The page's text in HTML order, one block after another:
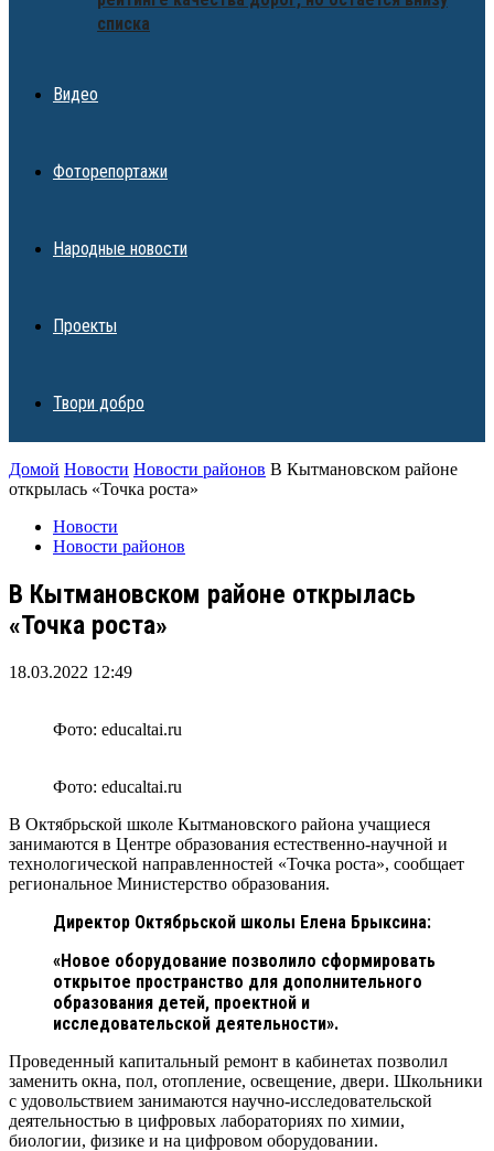
списка
Видео
Фоторепортажи
Народные новости
Проекты
Твори добро
Домой Новости Новости районов В Кытмановском районе
открылась «Точка роста»
Новости
Новости районов
В Кытмановском районе открылась
«Точка роста»
18.03.2022 12:49
Фото: educaltai.ru
Фото: educaltai.ru
В Октябрьской школе Кытмановского района учащиеся
занимаются в Центре образования естественно-научной и
технологической направленностей «Точка роста», сообщает
региональное Министерство образования.
Директор Октябрьской школы Елена Брыксина:
«Новое оборудование позволило сформировать
открытое пространство для дополнительного
образования детей, проектной и
исследовательской деятельности».
Проведенный капитальный ремонт в кабинетах позволил
заменить окна, пол, отопление, освещение, двери. Школьники
с удовольствием занимаются научно-исследовательской
деятельностью в цифровых лабораториях по химии,
биологии, физике и на цифровом оборудовании.